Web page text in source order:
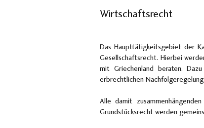
Wirtschaftsrecht
Das Haupttätigkeitsgebiet der
Gesellschaftsrecht. Hierbei
mit Griechenland beraten.
erbrechtlichen
Alle damit
Grundstücksrecht werden